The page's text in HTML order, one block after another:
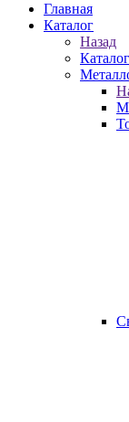
Главная
Каталог
Назад
Каталог